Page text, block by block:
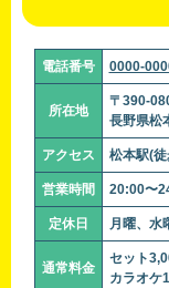
電話番号 0000-
所在地
〒390-
長野県松
アクセス 松本駅(
営業時間 20:00〜
定休日 月曜、水
通常料金
セット
カラオケ